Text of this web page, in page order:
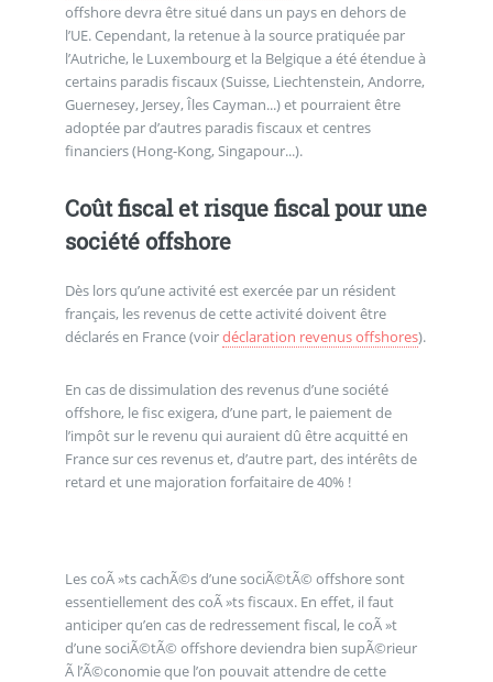
offshore devra être situé dans un pays en dehors de
l’UE. Cependant, la retenue à la source pratiquée par
l’Autriche, le Luxembourg et la Belgique a été étendue à
certains paradis fiscaux (Suisse, Liechtenstein, Andorre,
Guernesey, Jersey, Îles Cayman...) et pourraient être
adoptée par d’autres paradis fiscaux et centres
financiers (Hong-Kong, Singapour...).
Coût fiscal et risque fiscal pour une
société offshore
Dès lors qu’une activité est exercée par un résident
français, les revenus de cette activité doivent être
déclarés en France (voirdéclaration revenus offshores).
En cas de dissimulation des revenus d’une société
offshore, le fisc exigera, d’une part, le paiement de
l’impôt sur le revenu qui auraient dû être acquitté en
France sur ces revenus et, d’autre part, des intérêts de
retard et une majoration forfaitaire de 40% !
Les coÃ »ts cachÃ©s d’une sociÃ©tÃ© offshore sont
essentiellement des coÃ »ts fiscaux. En effet, il faut
anticiper qu’en cas de redressement fiscal, le coÃ »t
d’une sociÃ©tÃ© offshore deviendra bien supÃ©rieur
Ã l’Ã©conomie que l’on pouvait attendre de cette